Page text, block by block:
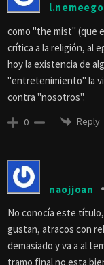
l.nemeego
como "the mist" (que
crítica a la religión, al
hoy la existencia de
"entretenimiento" la
contra "nosotros".
0 Reply
naojjoan
No conocía este
gustan, atracos con
demasiado y va a al
tramo final no esta